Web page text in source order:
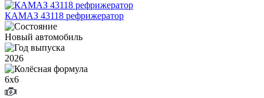
КАМАЗ 43118 рефрижератор
Новый автомобиль
2026
6х6